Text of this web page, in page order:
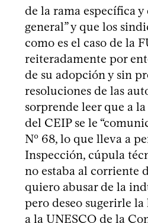
de la rama específica
general” y que los
como es el caso de la
reiteradamente por
de su adopción y sin
resoluciones de las
sorprende leer que a
del CEIP se le
Nº 68, lo que lleva a
Inspección, cúpula
no estaba al corriente
quiero abusar de la
pero deseo sugerirle
a la UNESCO de la